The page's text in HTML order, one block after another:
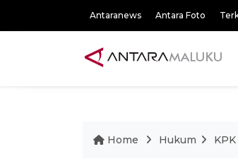
Antaranews Antara Foto
Home Hukum